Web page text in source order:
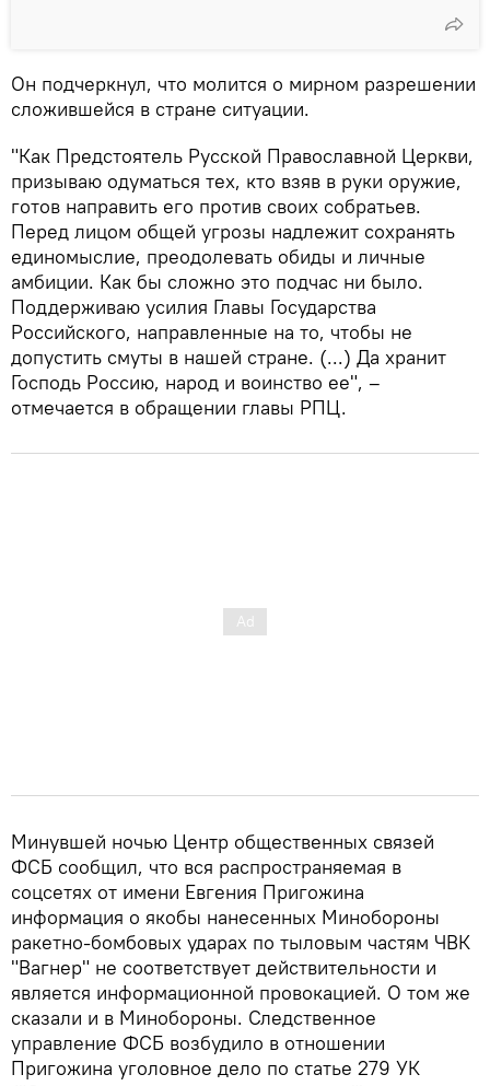
Он подчеркнул, что молится о мирном разрешении
сложившейся в стране ситуации.
"Как Предстоятель Русской Православной Церкви,
призываю одуматься тех, кто взяв в руки оружие,
готов направить его против своих собратьев.
Перед лицом общей угрозы надлежит сохранять
единомыслие, преодолевать обиды и личные
амбиции. Как бы сложно это подчас ни было.
Поддерживаю усилия Главы Государства
Российского, направленные на то, чтобы не
допустить смуты в нашей стране. (...) Да хранит
Господь Россию, народ и воинство ее", –
отмечается в обращении главы РПЦ.
Минувшей ночью Центр общественных связей
ФСБ сообщил, что вся распространяемая в
соцсетях от имени Евгения Пригожина
информация о якобы нанесенных Минобороны
ракетно-бомбовых ударах по тыловым частям ЧВК
"Вагнер" не соответствует действительности и
является информационной провокацией. О том же
сказали и в Минобороны. Следственное
управление ФСБ возбудило в отношении
Пригожина уголовное дело по статье 279 УК